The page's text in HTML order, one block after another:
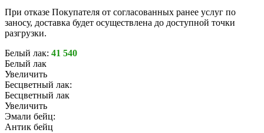
При отказе Покупателя от согласованных ранее услуг по
заносу, доставка будет осуществлена до доступной точки
разгрузки.
Белый лак: 41 540
Белый лак
Увеличить
Бесцветный лак:
Бесцветный лак
Увеличить
Эмали бейц:
Антик бейц